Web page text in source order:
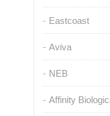
Eastcoast
Aviva
NEB
Affinity